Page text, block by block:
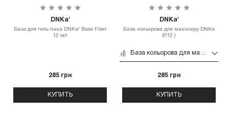
DNKa'
База для гель лака DNKa' Base Fiber
12 мл
285 грн
КУПИТЬ
DNKa'
База кольорова для манікюру DNKa
(012 )
База кольорова для манікюру DNKa (012 )
285 грн
КУПИТЬ